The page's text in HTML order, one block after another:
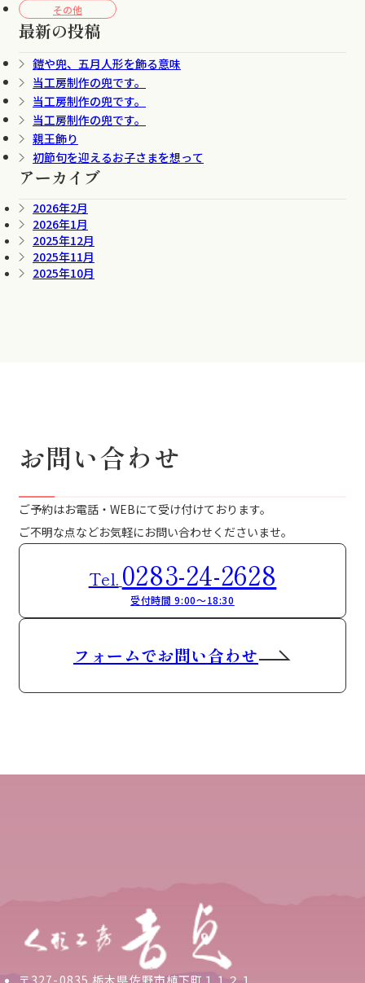
その他
最新の投稿
鎧や兜、五月人形を飾る意味
当工房制作の兜です。
当工房制作の兜です。
当工房制作の兜です。
親王飾り
初節句を迎えるお子さまを想って
アーカイブ
2026年2月
2026年1月
2025年12月
2025年11月
2025年10月
お問い合わせ
ご予約はお電話・WEBにて受け付けております。
ご不明な点などお気軽にお問い合わせくださいませ。
Tel. 0283-24-2628
受付時間 9:00～18:30
フォームでお問い合わせ
〒327-0835 栃木県佐野市植下町１１２１